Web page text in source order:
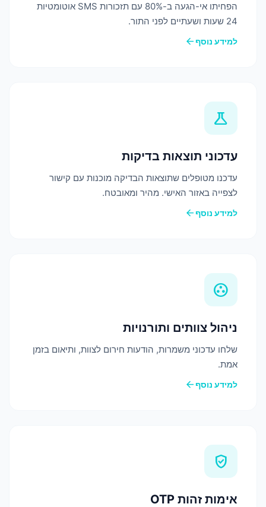
הפחיתו אי-הגעה ב-80% עם תזכורות SMS אוטומטיות
24 שעות ושעתיים לפני התור.
למידע נוסףarrow_back
science
עדכוני תוצאות בדיקות
עדכנו מטופלים שתוצאות הבדיקה מוכנות עם קישור
לצפייה באזור האישי. מהיר ומאובטח.
למידע נוסףarrow_back
group_work
ניהול צוותים ותורנויות
שלחו עדכוני משמרות, הודעות חירום לצוות, ותיאום בזמן
אמת.
למידע נוסףarrow_back
verified_user
אימות זהות OTP